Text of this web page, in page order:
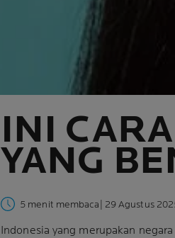
INI
YANG
5 menit membaca | 29 Agustus
Indonesia yang merupakan